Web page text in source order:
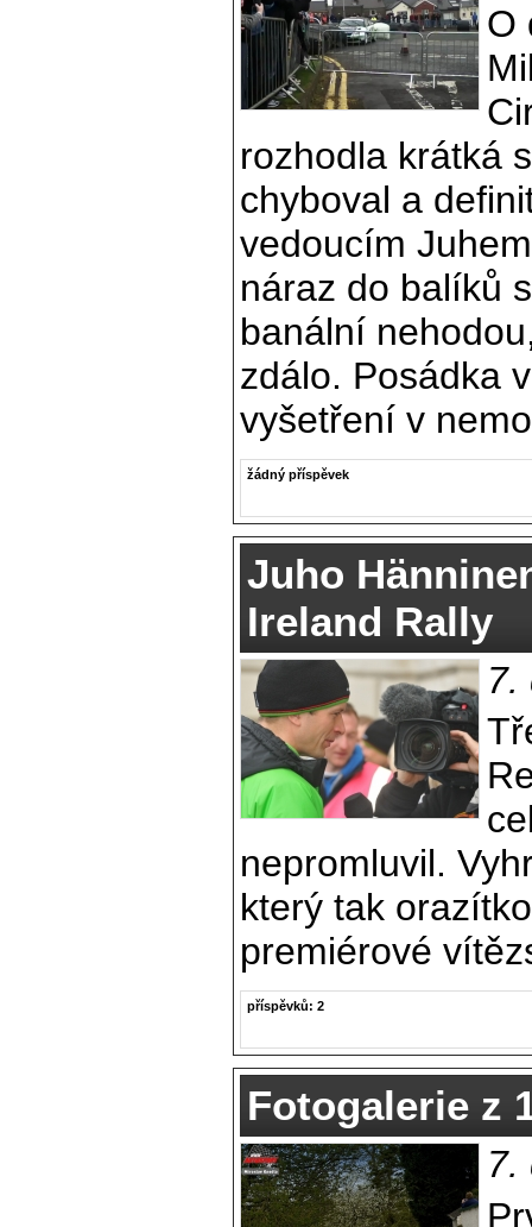
O
rozhodla krátká
chyboval a
vedoucím
náraz do balíků
banální
zdálo. Posádka
vyšetření v
žádný příspěvek
Juho
Ireland Rally
7.
nepromluvil.
který tak
premiérové
příspěvků: 2
Fotogalerie z
7.